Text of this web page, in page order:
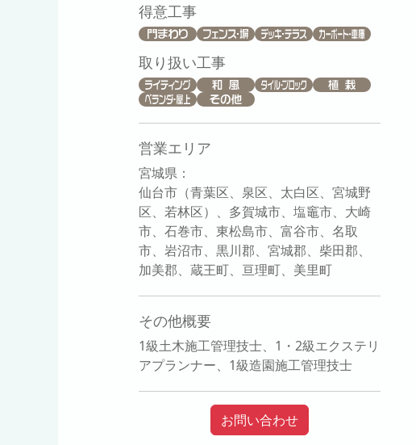
得意工事
取り扱い工事
営業エリア
宮城県：
仙台市（青葉区、泉区、太白区、宮城野
区、若林区）、多賀城市、塩竈市、大崎
市、石巻市、東松島市、富谷市、名取
市、岩沼市、黒川郡、宮城郡、柴田郡、
加美郡、蔵王町、亘理町、美里町
その他概要
1級土木施工管理技士、1・2級エクステリ
アプランナー、1級造園施工管理技士
お問い合わせ